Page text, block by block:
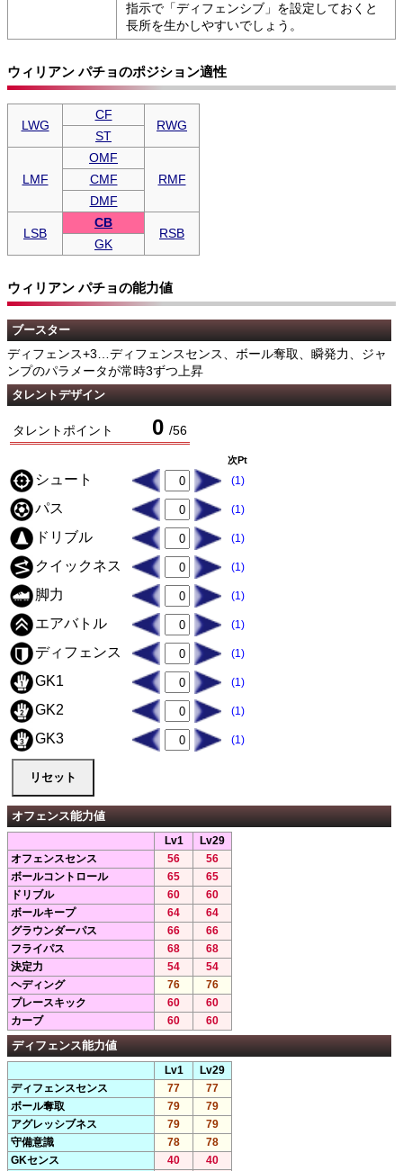
指示で「ディフェンシブ」を設定しておくと
長所を生かしやすいでしょう。
ウィリアン パチョのポジション適性
LWG
CF
RWG
ST
LMF
OMF
RMF
CMF
DMF
LSB
CB
RSB
GK
ウィリアン パチョの能力値
ブースター
ディフェンス+3…ディフェンスセンス、ボール奪取、瞬発力、ジャ
ンプのパラメータが常時3ずつ上昇
タレントデザイン
タレントポイント 0 /56
次Pt
シュート (1)
パス (1)
ドリブル (1)
クイックネス (1)
脚力 (1)
エアバトル (1)
ディフェンス (1)
GK1 (1)
GK2 (1)
GK3 (1)
オフェンス能力値
Lv1
Lv29
オフェンスセンス
56
56
ボールコントロール
65
65
ドリブル
60
60
ボールキープ
64
64
グラウンダーパス
66
66
フライパス
68
68
決定力
54
54
ヘディング
76
76
プレースキック
60
60
カーブ
60 60
ディフェンス能力値
Lv1
Lv29
ディフェンスセンス
77
77
ボール奪取
79
79
アグレッシブネス
79
79
守備意識
78
78
GKセンス
40 40